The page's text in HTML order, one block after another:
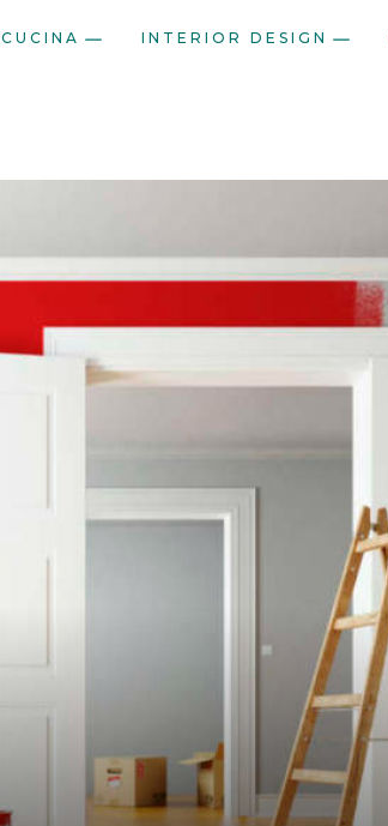
CUCINA INTERIOR DESIGN